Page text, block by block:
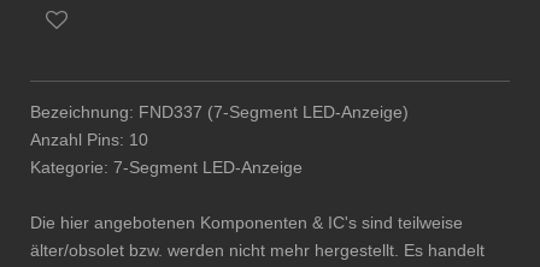
Bezeichnung: FND337 (7-Segment LED-Anzeige)
Anzahl Pins: 10
Kategorie: 7-Segment LED-Anzeige
Die hier angebotenen Komponenten & IC's sind teilweise
älter/obsolet bzw. werden nicht mehr hergestellt. Es handelt